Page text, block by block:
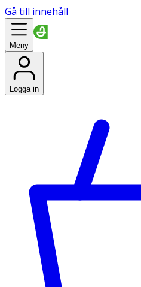
Gå till innehåll
Meny
Logga in